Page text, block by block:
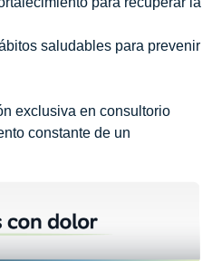
saludables para prevenir
exclusiva en consultorio
constante de un